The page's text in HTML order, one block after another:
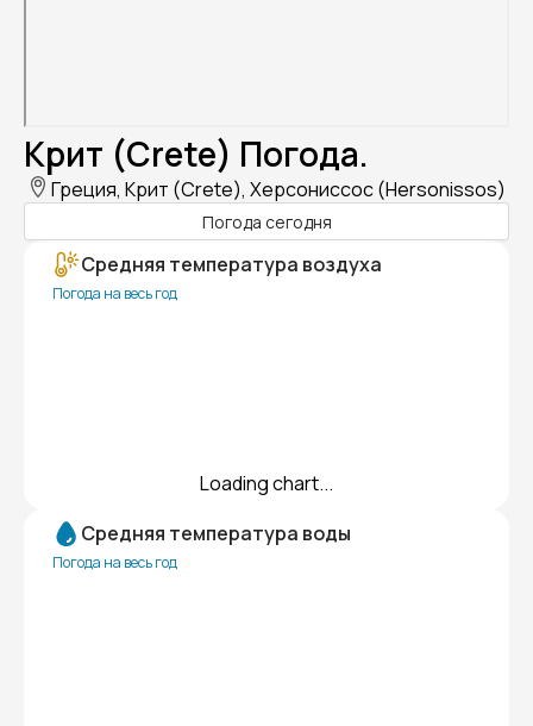
Крит (Crete) Погода.
Греция, Крит (Crete), Херсониссос (Hersonissos)
Погода сегодня
Средняя температура воздуха
Погода на весь год
Loading chart...
Средняя температура воды
Погода на весь год